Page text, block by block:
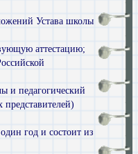
Устава школы
аттестацию;
и педагогический
год и состоит из